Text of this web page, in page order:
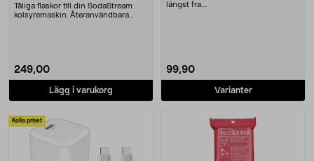
Tåliga flaskor till din SodaStream
kolsyremaskin. Återanvändbara
249,00
Lägg i varukorg
längst fra....
99,90
Varianter
Kolla priset